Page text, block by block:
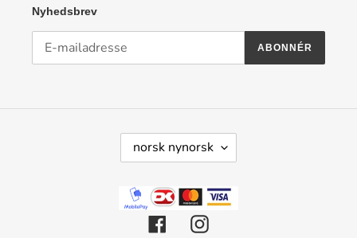
Nyhedsbrev
ABONNÉR
norsk nynorsk
FacebookInstagram